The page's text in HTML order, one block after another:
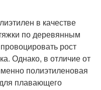
в качестве
по деревянным
рост
Однако, в отличие от
полиэтиленовая
плавающего